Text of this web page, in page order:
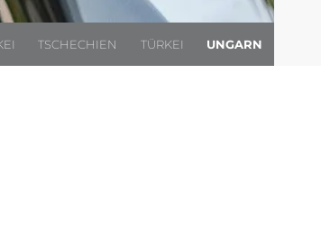
TSCHECHIEN TÜRKEI UNGARN